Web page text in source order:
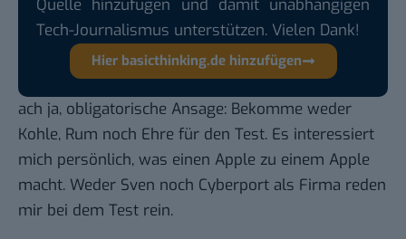
Quelle hinzufügen und damit unabhängigen
Tech-Journalismus unterstützen. Vielen Dank!
Hier basicthinking.de hinzufügen
ach ja, obligatorische Ansage: Bekomme weder
Kohle, Rum noch Ehre für den Test. Es interessiert
mich persönlich, was einen Apple zu einem Apple
macht. Weder Sven noch Cyberport als Firma reden
mir bei dem Test rein.